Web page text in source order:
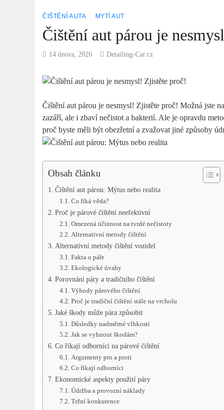
ČIŠTĚNÍ AUTA MYTÍ AUT
Čištění aut párou je
14 února, 2026 Detailing-Car.cz
Čištění aut párou je nesmysl! Zjistěte proč! Možná jste
zazáří, ale i zbaví nečistot a bakterií. Ale je opravdu
proč byste měli být obezřetní a zvažovat jiné způsoby
Obsah článku
Čištění aut párou: Mýtus nebo realita
Co říká věda?
Proč je párové čištění neefektivní
Omezená účinnost na tvrdé nečistoty
Alternativní metody čištění
Alternativní metody čištění vozidel
Fakta o páře
Ekologické úvahy
Porovnání páry a tradičního čištění
Výhody párového čištění
Proč je tradiční čištění stále na vrcholu
Jaké škody může pára způsobit
Důsledky nadměrné vlhkosti
Jak se vyhnout škodám?
Co říkají odborníci na párové čištění
Argumenty pro a proti
Co říkají odborníci
Ekonomické aspekty použití páry
Údržba a provozní náklady
Tržní konkurence